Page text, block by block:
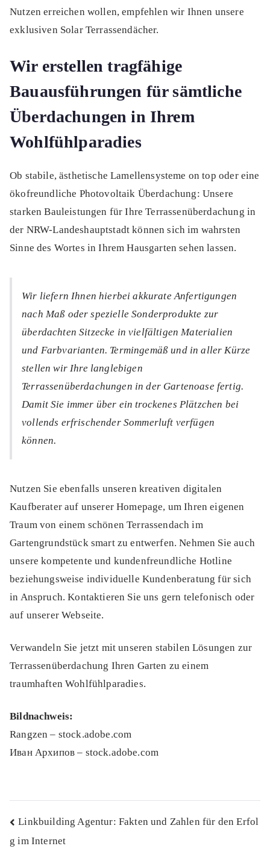
Nutzen erreichen wollen, empfehlen wir Ihnen unsere
exklusiven Solar Terrassendächer.
Wir erstellen tragfähige
Bauausführungen für sämtliche
Überdachungen in Ihrem
Wohlfühlparadies
Ob stabile, ästhetische Lamellensysteme on top oder eine
ökofreundliche Photovoltaik Überdachung: Unsere
starken Bauleistungen für Ihre Terrassenüberdachung in
der NRW-Landeshauptstadt können sich im wahrsten
Sinne des Wortes in Ihrem Hausgarten sehen lassen.
Wir liefern Ihnen hierbei akkurate Anfertigungen
nach Maß oder spezielle Sonderprodukte zur
überdachten Sitzecke in vielfältigen Materialien
und Farbvarianten. Termingemäß und in aller Kürze
stellen wir Ihre langlebigen
Terrassenüberdachungen in der Gartenoase fertig.
Damit Sie immer über ein trockenes Plätzchen bei
vollends erfrischender Sommerluft verfügen
können.
Nutzen Sie ebenfalls unseren kreativen digitalen
Kaufberater auf unserer Homepage, um Ihren eigenen
Traum von einem schönen Terrassendach im
Gartengrundstück smart zu entwerfen. Nehmen Sie auch
unsere kompetente und kundenfreundliche Hotline
beziehungsweise individuelle Kundenberatung für sich
in Anspruch. Kontaktieren Sie uns gern telefonisch oder
auf unserer Webseite.
Verwandeln Sie jetzt mit unseren stabilen Lösungen zur
Terrassenüberdachung Ihren Garten zu einem
traumhaften Wohlfühlparadies.
Bildnachweis:
Rangzen – stock.adobe.com
Иван Архипов – stock.adobe.com
Beitragsnavigation
Linkbuilding Agentur: Fakten und Zahlen für den Erfol
g im Internet